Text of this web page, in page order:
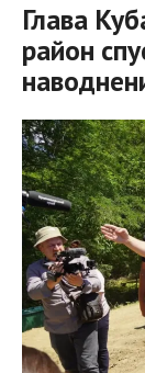
Глава
район